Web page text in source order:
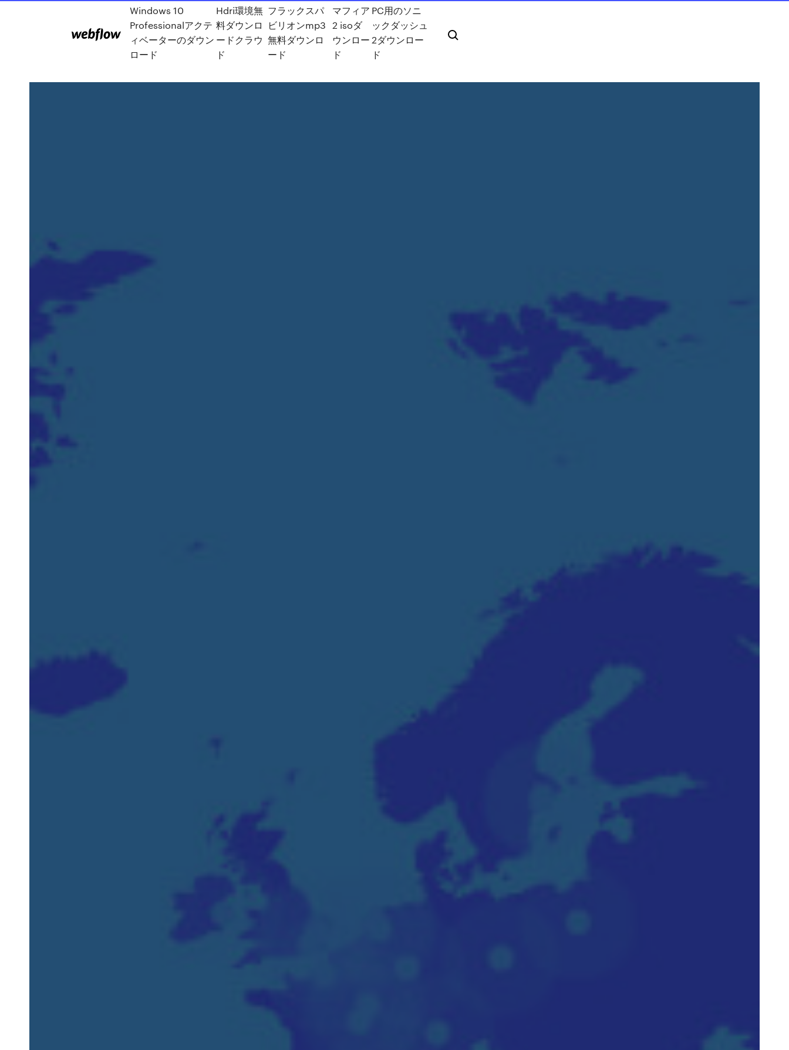
Windows 10
Professionalアクテ
ィベーターのダウン
ロード
Hdri環境無
料ダウンロ
ードクラウ
ド
フラックスパ
ビリオンmp3
無料ダウンロ
ード
マフィア
2 isoダ
ウンロー
ド
PC用のソニ
ックダッシュ
2ダウンロー
ド